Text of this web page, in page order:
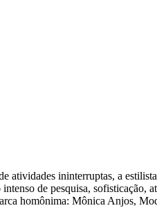
ininterruptas, a
de pesquisa, sofisticação,
homônima: Mônica Anjos,